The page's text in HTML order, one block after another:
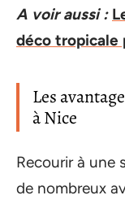
A voir aussi :
déco tropicale
Les
à Nice
Recourir à une
de nombreux